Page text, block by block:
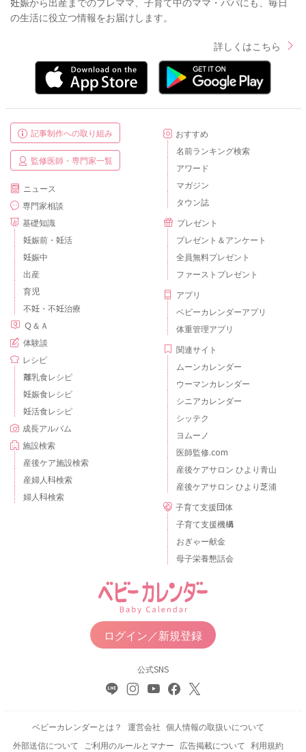
の生活に役立つ情報をお届けします。
詳しくはこちら
記事制作への取り組み
監修医師・専門家一覧
ニュース
専門家相談
基礎知識
妊娠前・妊活
妊娠中
出産
育児
不妊・不妊治療
Ｑ＆Ａ
体験談
レシピ
離乳食レシピ
妊娠食レシピ
妊活食レシピ
成長アルバム
施設検索
産後ケア施設検索
産婦人科検索
婦人科検索
おすすめ
名前ランキング検索
アワード
マガジン
タウン誌
プレゼント
プレゼント＆アンケート
全員無料プレゼント
ファーストプレゼント
アプリ
ベビーカレンダーアプリ
体重管理アプリ
関連サイト
ムーンカレンダー
ウーマンカレンダー
シニアカレンダー
シッテク
ヨムーノ
医師監修.com
産後ケアサロン ひより青山
産後ケアサロン ひより芝浦
子育て支援団体
子育て支援機構
おぎゃー献金
母子栄養懇話会
ログイン／新規登録
公式SNS
ベビーカレンダーとは？ 運営会社 個人情報の取扱いについて
外部送信について
ご利用のルールとマナー 広告掲載について 利用規約